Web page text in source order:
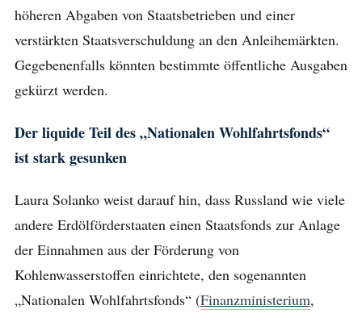
höheren Abgaben von Staatsbetrieben und einer
verstärkten Staatsverschuldung an den Anleihemärkten.
Gegebenenfalls könnten bestimmte öffentliche Ausgaben
gekürzt werden.
Der liquide Teil des „Nationalen Wohlfahrtsfonds“
ist stark gesunken
Laura Solanko weist darauf hin, dass Russland wie viele
andere Erdölförderstaaten einen Staatsfonds zur Anlage
der Einnahmen aus der Förderung von
Kohlenwasserstoffen einrichtete, den sogenannten
„Nationalen Wohlfahrtsfonds“ (Finanzministerium,